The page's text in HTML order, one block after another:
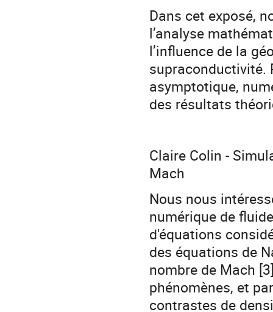
Dans cet exposé,
l’analyse
l’influence de la
supraconductivité.
asymptotique,
des résultats
Claire Colin -
Mach
Nous nous
numérique de
d'équations
des équations de
nombre de Mach
phénomènes, et
contrastes de